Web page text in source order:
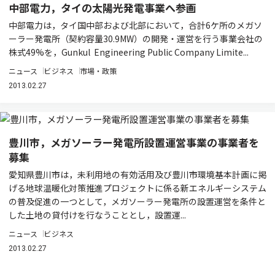
中部電力，タイの太陽光発電事業へ参画
中部電力は，タイ国中部および北部において，合計6ケ所のメガソ
ーラー発電所（契約容量30.9MW）の開発・運営を行う事業会社の
株式49%を，Gunkul Engineering Public Company Limite...
ニュース ビジネス 市場・政策
2013.02.27
豊川市，メガソーラー発電所設置運営事業の事業者を
募集
愛知県豊川市は，未利用地の有効活用及び豊川市環境基本計画に掲
げる地球温暖化対策推進プロジェクトに係る新エネルギーシステム
の普及促進の一つとして，メガソーラー発電所の設置運営を条件と
した土地の貸付けを行なうこととし，設置運...
ニュース ビジネス
2013.02.27